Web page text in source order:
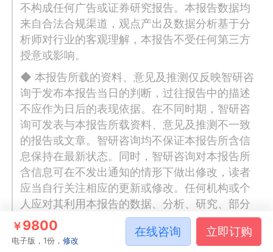
不构成任何广告或证券研究报告。本报告数据均
来自合法合规渠道，观点产出及数据分析基于分
析师对行业的客观理解，本报告不受任何第三方
授意或影响。
◆ 本报告所载的资料、意见及推测仅反映智研咨
询于发布本报告当日的判断，过往报告中的描述
不应作为日后的表现依据。在不同时期，智研咨
询可发表与本报告所载资料、意见及推测不一致
的报告或文章。智研咨询均不保证本报告所含信
息保持在最新状态。同时，智研咨询对本报告所
含信息可在不发出通知的情形下做出修改，读者
应当自行关注相应的更新或修改。任何机构或个
人应对其利用本报告的数据、分析、研究、部分
或者全部内容所进行的一切活动负责并承担该等
活动所导致的任何损失或伤害。
￥9800
电子版，1份，修改
在线咨询 立即订购